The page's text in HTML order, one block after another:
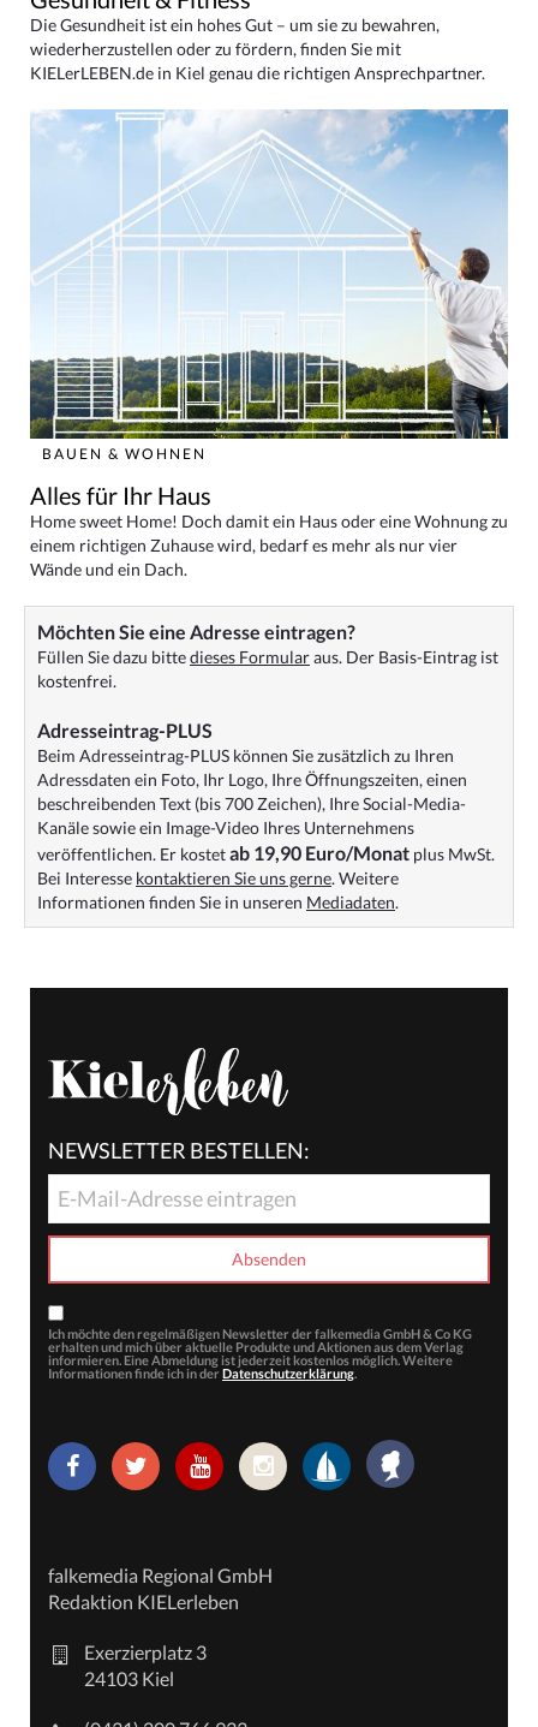
Die Gesundheit ist ein hohes Gut – um sie zu bewahren,
wiederherzustellen oder zu fördern, finden Sie mit
KIELerLEBEN.de in Kiel genau die richtigen Ansprechpartner.
BAUEN & WOHNEN
Alles für Ihr Haus
Home sweet Home! Doch damit ein Haus oder eine Wohnung zu
einem richtigen Zuhause wird, bedarf es mehr als nur vier
Wände und ein Dach.
Möchten Sie eine Adresse eintragen?
Füllen Sie dazu bittedieses Formularaus. Der Basis-Eintrag ist
kostenfrei.
Adresseintrag-PLUS
Beim Adresseintrag-PLUS können Sie zusätzlich zu Ihren
Adressdaten ein Foto, Ihr Logo, Ihre Öffnungszeiten, einen
beschreibenden Text (bis 700 Zeichen), Ihre Social-Media-
Kanäle sowie ein Image-Video Ihres Unternehmens
veröffentlichen. Er kostetab 19,90 Euro/Monat plus MwSt.
Bei Interesse kontaktieren Sie uns gerne. Weitere
Informationen finden Sie in unseren Mediadaten.
NEWSLETTER BESTELLEN:
Ich möchte den regelmäßigen Newsletter der falkemedia GmbH & Co KG
erhalten und mich über aktuelle Produkte und Aktionen aus dem Verlag
informieren. Eine Abmeldung ist jederzeit kostenlos möglich. Weitere
Informationen finde ich in der Datenschutzerklärung.
falkemedia Regional GmbH
Redaktion KIELerleben
Exerzierplatz 3
24103 Kiel